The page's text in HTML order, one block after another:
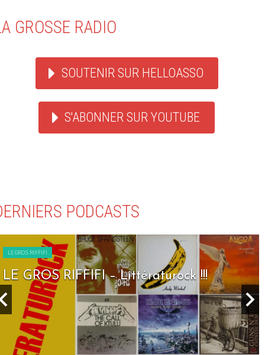
GROSSE RADIO
SOUTENIR SUR HELLOASSO
S'ABONNER SUR YOUTUBE
PODCASTS
LE GROS RIFFIFI
LE GROS RIFFIFI – Seven Days To Rock !!!